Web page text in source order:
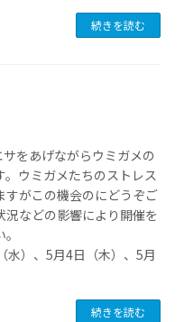
続きを読む
をあげながらウミガメの
ウミガメたちのストレス
がこの機会のにどうぞご
などの影響により開催を
水）、5月4日（木）、5月
続きを読む